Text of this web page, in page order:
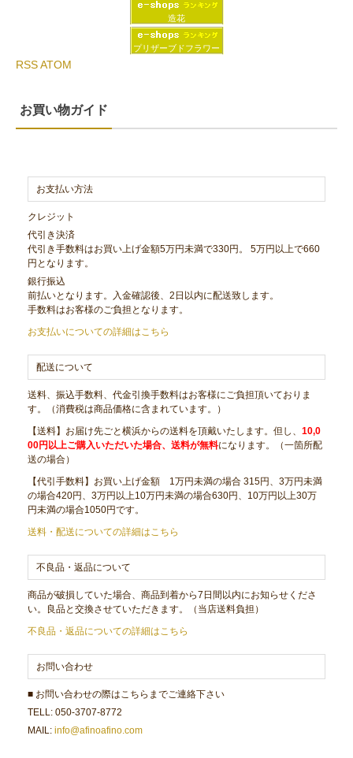
造花
プリザーブドフラワー
RSSATOM
お買い物ガイド
お支払い方法
クレジット
代引き決済
代引き手数料はお買い上げ金額5万円未満で330円。 5万円以上で660
円となります。
銀行振込
前払いとなります。入金確認後、2日以内に配送致します。
手数料はお客様のご負担となります。
お支払いについての詳細はこちら
配送について
送料、振込手数料、代金引換手数料はお客様にご負担頂いておりま
す。（消費税は商品価格に含まれています。）
【送料】お届け先ごと横浜からの送料を頂戴いたします。但し、10,0
00円以上ご購入いただいた場合、送料が無料になります。（一箇所配
送の場合）
【代引手数料】お買い上げ金額 1万円未満の場合 315円、3万円未満
の場合420円、3万円以上10万円未満の場合630円、10万円以上30万
円未満の場合1050円です。
送料・配送についての詳細はこちら
不良品・返品について
商品が破損していた場合、商品到着から7日間以内にお知らせくださ
い。良品と交換させていただきます。（当店送料負担）
不良品・返品についての詳細はこちら
お問い合わせ
■ お問い合わせの際はこちらまでご連絡下さい
TELL: 050-3707-8772
MAIL:info@afinoafino.com